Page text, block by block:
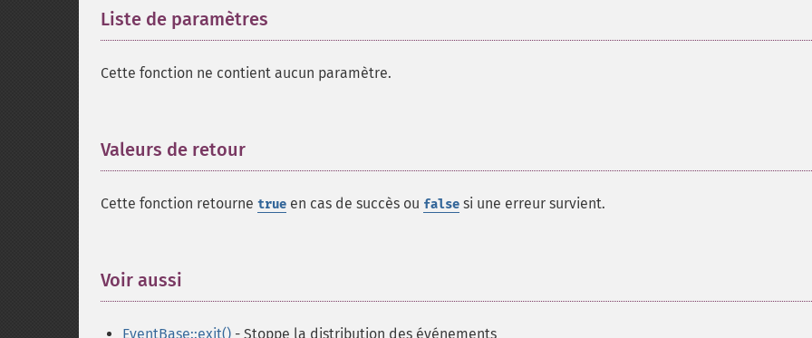
Liste de paramètres
Cette fonction ne contient aucun paramètre.
Valeurs de retour
Cette fonction retourne true en cas de succès ou false si une erreur survient.
Voir aussi
EventBase::exit() - Stoppe la distribution des événements